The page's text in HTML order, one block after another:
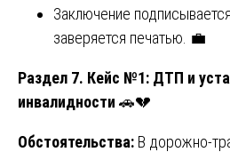
Заключение
заверяется печатью. 💼
Раздел 7. Кейс №1: ДТП и
инвалидности 🚗💔
Обстоятельства: В дорожно-